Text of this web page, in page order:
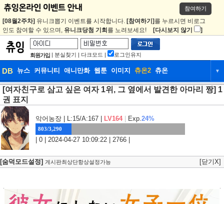
참여하기
[08월2주차] 유니크뽑기 이벤트를 시작합니다. [참여하기] 를 누르시면 비로그
인도 참여할 수 있으며, 유니크당첨 기회 를 노려보세요! [다시보지 않기 ]
회원가입 | 분실찾기 | 다크모드 | 로그인유지
DB 뉴스 커뮤니티 애니만화 웹툰 이미지 츄온2 츄온 ▼
DB 뉴스 커뮤니티 애니만화
웹툰
[여자친구로 삼고 싶은 여자 1위, 그 옆에서 발견한 아마리 짱] 1
권 표지
악어농장 | L:15/A:167 | LV164 Exp.24%
803/3,290
| 0 | 2024-04-27 10:09:22 | 2766 |
[숨덕모드설정] 게시판최상단항상설정가능 [닫기X]